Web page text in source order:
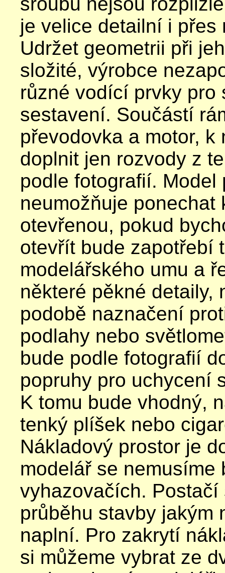
je velice detailní i přes
Udržet geometrii při
složité, výrobce
různé vodící prvky pro
sestavení. Součástí
převodovka a motor, k
doplnit jen rozvody z
podle fotografií. Model
neumožňuje ponechat
otevřenou, pokud
otevřít bude zapotřebí
modelářského umu a
některé pěkné detaily,
podobě naznačení
podlahy nebo
bude podle fotografií
popruhy pro uchycení
K tomu bude vhodný,
tenký plíšek nebo
Nákladový prostor je
modelář se nemusíme
vyhazovačích.
průběhu stavby jakým
naplní. Pro zakrytí
si můžeme vybrat ze